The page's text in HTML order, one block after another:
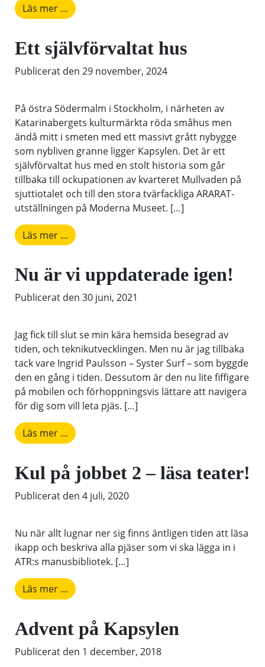
Läs mer … from CALS ger plats för ungas RÖST
Ett självförvaltat hus
Publicerat den 29 november, 2024
På östra Södermalm i Stockholm, i närheten av
Katarinabergets kulturmärkta röda småhus men
ändå mitt i smeten med ett massivt grått nybygge
som nybliven granne ligger Kapsylen. Det är ett
självförvaltat hus med en stolt historia som går
tillbaka till ockupationen av kvarteret Mullvaden på
sjuttiotalet och till den stora tvärfackliga ARARAT-
utställningen på Moderna Museet. […]
Läs mer … from Ett självförvaltat hus
Nu är vi uppdaterade igen!
Publicerat den 30 juni, 2021
Jag fick till slut se min kära hemsida besegrad av
tiden, och teknikutvecklingen. Men nu är jag tillbaka
tack vare Ingrid Paulsson – Syster Surf – som byggde
den en gång i tiden. Dessutom är den nu lite fiffigare
på mobilen och förhoppningsvis lättare att navigera
för dig som vill leta pjäs. […]
Läs mer … from Nu är vi uppdaterade igen!
Kul på jobbet 2 – läsa teater!
Publicerat den 4 juli, 2020
Nu när allt lugnar ner sig finns äntligen tiden att läsa
ikapp och beskriva alla pjäser som vi ska lägga in i
ATR:s manusbibliotek. […]
Läs mer … from Kul på jobbet 2 – läsa teater!
Advent på Kapsylen
Publicerat den 1 december, 2018